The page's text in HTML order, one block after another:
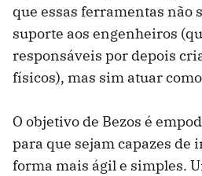
que essas ferramentas não
suporte aos engenheiros
responsáveis por depois
físicos), mas sim atuar
O objetivo de Bezos é
para que sejam capazes de
forma mais ágil e simples.